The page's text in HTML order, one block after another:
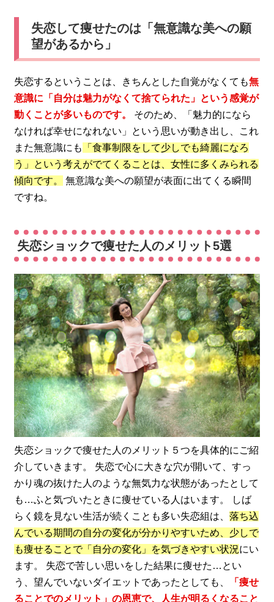
失恋して痩せたのは「無意識な美への願
望があるから」
失恋するということは、きちんとした自覚がなくても無
意識に「自分は魅力がなくて捨てられた」という感覚が
動くことが多いものです。
そのため、「魅力的になら
なければ幸せになれない」という思いが動き出し、これ
また無意識にも
「食事制限をして少しでも綺麗になろ
う」という考えがでてくることは、女性に多くみられる
傾向です。
無意識な美への願望が表面に出てくる瞬間
ですね。
失恋ショックで痩せた人のメリット5選
失恋ショックで痩せた人のメリット５つを具体的にご紹
介していきます。 失恋で心に大きな穴が開いて、すっ
かり魂の抜けた人のような無気力な状態があったとして
も…ふと気づいたときに痩せている人はいます。 しば
らく鏡を見ない生活が続くことも多い失恋組は、落ち込
んでいる期間の自分の変化が分かりやすいため、少しで
も痩せることで「自分の変化」を気づきやすい状況にい
ます。 失恋で苦しい思いをした結果に痩せた…とい
う、望んでいないダイエットであったとしても、
「痩せ
ることでのメリット」の恩恵で、人生が明るくなること